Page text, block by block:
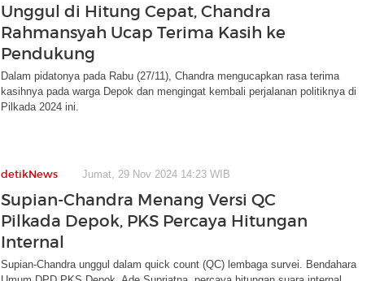
Unggul di Hitung Cepat, Chandra
Rahmansyah Ucap Terima Kasih ke
Pendukung
Dalam pidatonya pada Rabu (27/11), Chandra mengucapkan rasa terima
kasihnya pada warga Depok dan mengingat kembali perjalanan politiknya di
Pilkada 2024 ini.
detikNews Jumat, 29 Nov 2024 14:23 WIB
Supian-Chandra Menang Versi QC
Pilkada Depok, PKS Percaya Hitungan
Internal
Supian-Chandra unggul dalam quick count (QC) lembaga survei. Bendahara